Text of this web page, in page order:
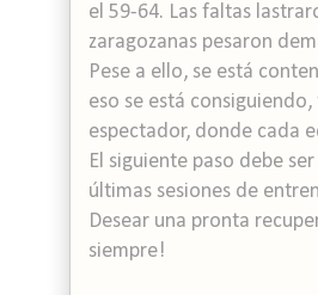
el 59-64. Las faltas
zaragozanas pesaron
Pese a ello, se está
eso se está
espectador, donde cada
El siguiente paso debe
últimas sesiones de
Desear una pronta
siempre!